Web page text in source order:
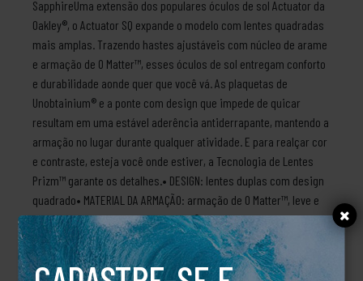
SapphireUma extensão dos populares óculos de sol Actuator da
Oakley®, o Actuator SQ expande o modelo com lentes quadradas
mais amplas. Trazendo hastes ajustáveis com núcleo de arame
e armação de O Matter™, esses óculos de sol entregam conforto
e durabilidade aonde quer que você vá. As plaquetas de
Unobtainium® e a ponte com design que impede de quicar
resultam em uma estável aderência antiderrapante, mantendo a
armação no lugar durante qualquer atividade. E para realçar cor
e contraste, esteja você onde estiver, a Tecnologia de Lentes
Prizm™ garante os detalhes.• DESIGN: lentes duplas com design
quadrado• MATERIAL DA ARMAÇÃO: armação de O Matter™, leve e
durável• Plaquetas de Unobtainium® com ligadura esportiva que
reduz o sobe e desce com aderência antiderrapante• ADERÊNCIA
ANTIDERRAPANTE: borrachas das hastes em Unobtainium® para
uma aderência antiderrapante quando molhadas, aumentando a